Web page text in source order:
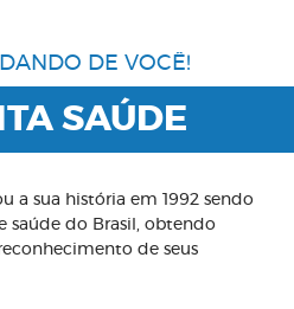
DE VOCÊ!
SAÚDE
a sua história em 1992 sendo
saúde do Brasil, obtendo
de seus